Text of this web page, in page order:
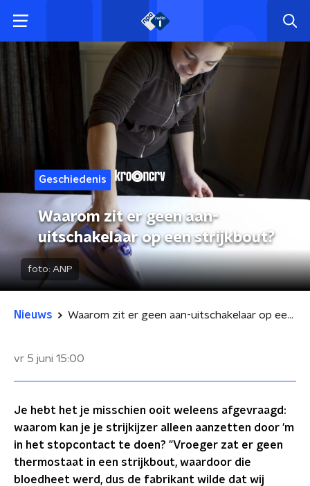
Geschiedenis
Waarom zit er geen aan-
uitschakelaar op een strijkbout?
foto: ANP
Nieuws Waarom zit er geen aan-uitschakelaar op een strijkbout?
vr 5 juni 15:00
Je hebt het je misschien ooit weleens afgevraagd:
waarom kan je je strijkijzer alleen aanzetten door 'm
in het stopcontact te doen? "Vroeger zat er geen
thermostaat in een strijkbout, waardoor die
bloedheet werd, dus de fabrikant wilde dat wij